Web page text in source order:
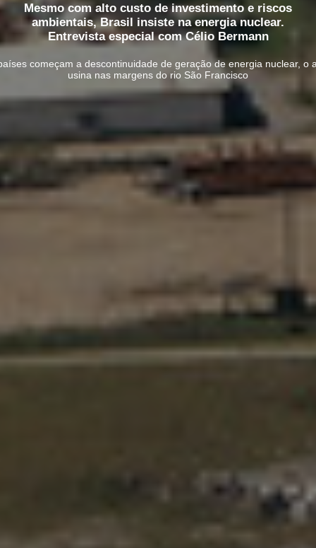
Mesmo com alto custo de investimento e riscos
ambientais, Brasil insiste na energia nuclear.
Entrevista especial com Célio Bermann
começam a descontinuidade de geração de energia nuclear, o
usina nas margens do rio São Francisco